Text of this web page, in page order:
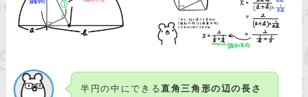
半円の中にできる直角三角形の辺の長さ